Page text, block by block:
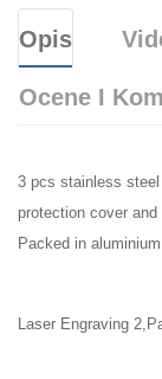
Opis
Ocene I
3 pcs stainless
protection cover
Packed in
Laser Engraving